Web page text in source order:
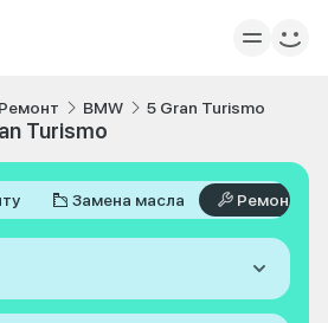
Ремонт BMW 5 Gran Turismo
Turismo
Замена масла Ремонт